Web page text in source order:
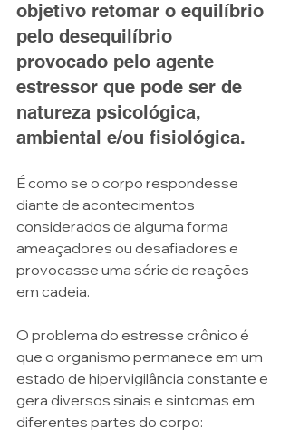
objetivo retomar o equilíbrio
pelo desequilíbrio
provocado pelo agente
estressor que pode ser de
natureza psicológica,
ambiental e/ou fisiológica.
É como se o corpo respondesse
diante de acontecimentos
considerados de alguma forma
ameaçadores ou desafiadores e
provocasse uma série de reações
em cadeia.
O problema do estresse crônico é
que o organismo permanece em um
estado de hipervigilância constante e
gera diversos sinais e sintomas em
diferentes partes do corpo: